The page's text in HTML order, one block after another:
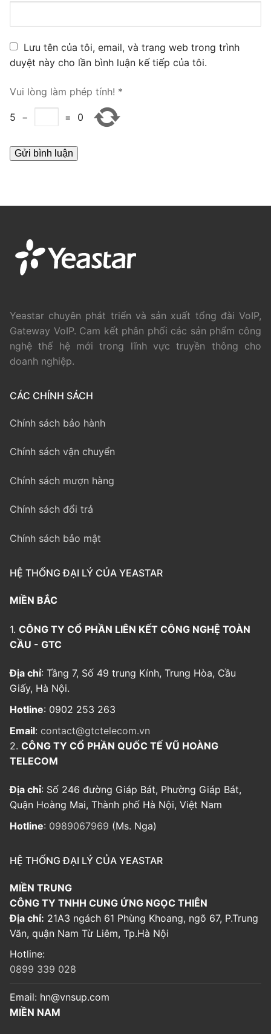
TIN TỨC
HƯỚNG DẪN
Lưu tên của tôi, email, và trang web trong trình
duyệt này cho lần bình luận kế tiếp của tôi.
Vui lòng làm phép tính! *
5 − = 0
Yeastar chuyên phát triển và sản xuất tổng đài VoIP,
Gateway VoIP. Cam kết phân phối các sản phẩm công
nghệ thế hệ mới trong lĩnh vực truyền thông cho
doanh nghiệp.
CÁC CHÍNH SÁCH
Chính sách bảo hành
Chính sách vận chuyển
Chính sách mượn hàng
Chính sách đổi trả
Chính sách bảo mật
HỆ THỐNG ĐẠI LÝ CỦA YEASTAR
MIỀN BẮC
1. CÔNG TY CỔ PHẦN LIÊN KẾT CÔNG NGHỆ TOÀN
CẦU - GTC
Địa chỉ: Tầng 7, Số 49 trung Kính, Trung Hòa, Cầu
Giấy, Hà Nội.
Hotline: 0902 253 263
Email: contact@gtctelecom.vn
2. CÔNG TY CỔ PHẦN QUỐC TẾ VŨ HOÀNG
TELECOM
Địa chỉ: Số 246 đường Giáp Bát, Phường Giáp Bát,
Quận Hoàng Mai, Thành phố Hà Nội, Việt Nam
Hotline: 0989067969 (Ms. Nga)
HỆ THỐNG ĐẠI LÝ CỦA YEASTAR
MIỀN TRUNG
CÔNG TY TNHH CUNG ỨNG NGỌC THIÊN
Địa chỉ: 21A3 ngách 61 Phùng Khoang, ngõ 67, P.Trung
Văn, quận Nam Từ Liêm, Tp.Hà Nội
Hotline:
0899 339 028
Email: hn@vnsup.com
MIỀN NAM